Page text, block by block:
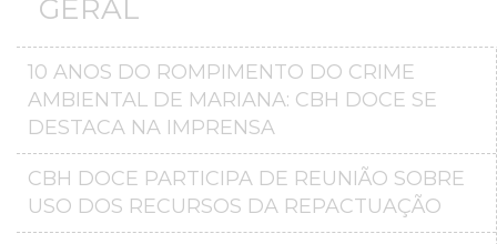
GERAL
10 ANOS DO ROMPIMENTO DO CRIME
AMBIENTAL DE MARIANA: CBH DOCE SE
DESTACA NA IMPRENSA
CBH DOCE PARTICIPA DE REUNIÃO SOBRE
USO DOS RECURSOS DA REPACTUAÇÃO